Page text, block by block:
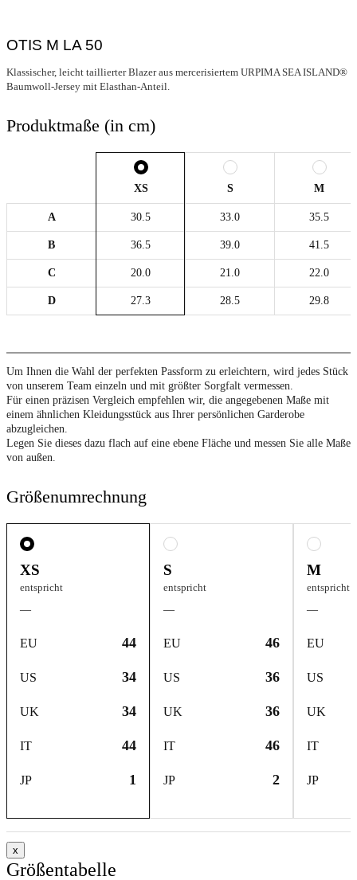
OTIS M LA 50
Klassischer, leicht taillierter Blazer aus mercerisiertem URPIMA SEA ISLAND®
Baumwoll-Jersey mit Elasthan-Anteil.
Produktmaße (in cm)
XS S M
A 30.5 33.0 35.5
B 36.5 39.0 41.5
C 20.0 21.0 22.0
D 27.3 28.5 29.8
Um Ihnen die Wahl der perfekten Passform zu erleichtern, wird jedes Stück
von unserem Team einzeln und mit größter Sorgfalt vermessen.
Für einen präzisen Vergleich empfehlen wir, die angegebenen Maße mit
einem ähnlichen Kleidungsstück aus Ihrer persönlichen Garderobe
abzugleichen.
Legen Sie dieses dazu flach auf eine ebene Fläche und messen Sie alle Maße
von außen.
Größenumrechnung
XS
entspricht
—
EU 44
US 34
UK 34
IT 44
JP 1
S
entspricht
—
EU 46
US 36
UK 36
IT 46
JP 2
M
entspricht
—
EU
US
UK
IT
JP
x
Größentabelle